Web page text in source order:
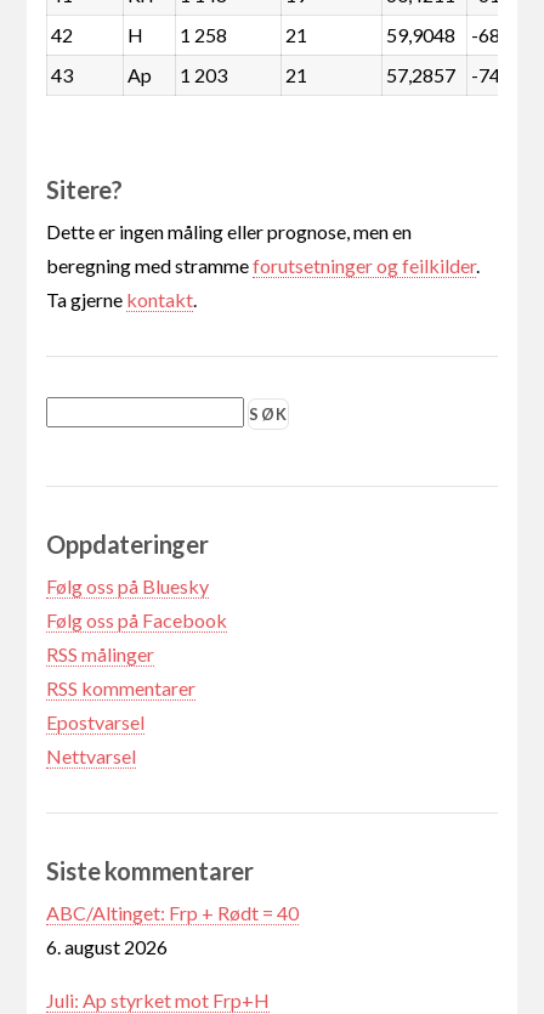
42
H 1 258 21 59,9048
-686
43
Ap 1 203 21 57,2857 -741
Sitere?
Dette er ingen måling eller prognose, men en
beregning med strammeforutsetninger og feilkilder.
Ta gjerne kontakt.
Oppdateringer
Følg oss på Bluesky
Følg oss på Facebook
RSS målinger
RSS kommentarer
Epostvarsel
Nettvarsel
Siste kommentarer
ABC/Altinget: Frp + Rødt = 40
6. august 2026
Juli: Ap styrket mot Frp+H